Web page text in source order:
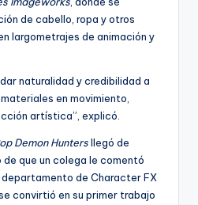
de cabello, ropa y otros
largometrajes de animación y
naturalidad y credibilidad a
en movimiento,
artística”, explicó.
Demon Huntersllegó de
que un colega le comentó
de Character FX
convirtió en su primer trabajo